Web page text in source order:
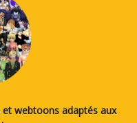
webtoons adaptés aux